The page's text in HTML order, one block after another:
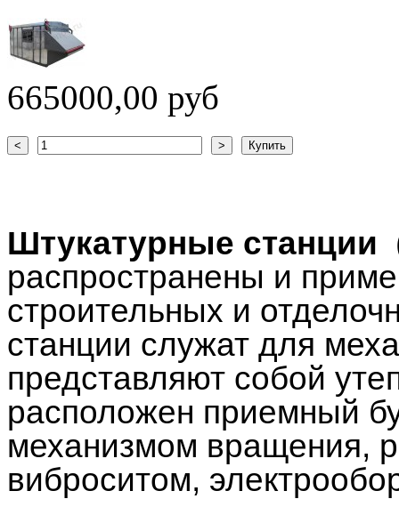
665000,00 руб
Штукатурные станции
распространены и
строительных и
станции служат для
представляют собой
расположен приемный
механизмом вращения,
виброситом,